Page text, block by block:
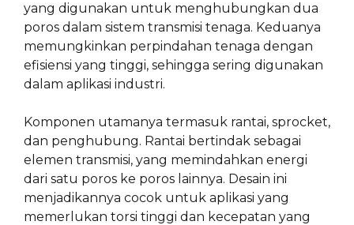
yang digunakan untuk menghubungkan dua
poros dalam sistem transmisi tenaga. Keduanya
memungkinkan perpindahan tenaga dengan
efisiensi yang tinggi, sehingga sering digunakan
dalam aplikasi industri.
Komponen utamanya termasuk rantai, sprocket,
dan penghubung. Rantai bertindak sebagai
elemen transmisi, yang memindahkan energi
dari satu poros ke poros lainnya. Desain ini
menjadikannya cocok untuk aplikasi yang
memerlukan torsi tinggi dan kecepatan yang